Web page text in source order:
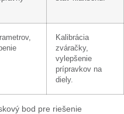
Kalibrácia
zváračky,
vylepšenie
prípravkov na
diely.
bod pre riešenie